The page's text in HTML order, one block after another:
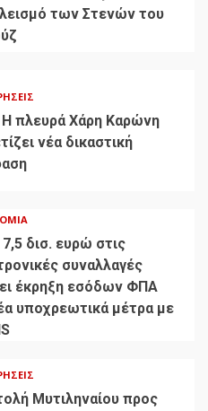
των Στενών του
Η πλευρά Χάρη Καρώνη
νέα δικαστική
δισ. ευρώ στις
συναλλαγές
έκρηξη εσόδων ΦΠΑ
υποχρεωτικά μέτρα με
Μυτιληναίου προς